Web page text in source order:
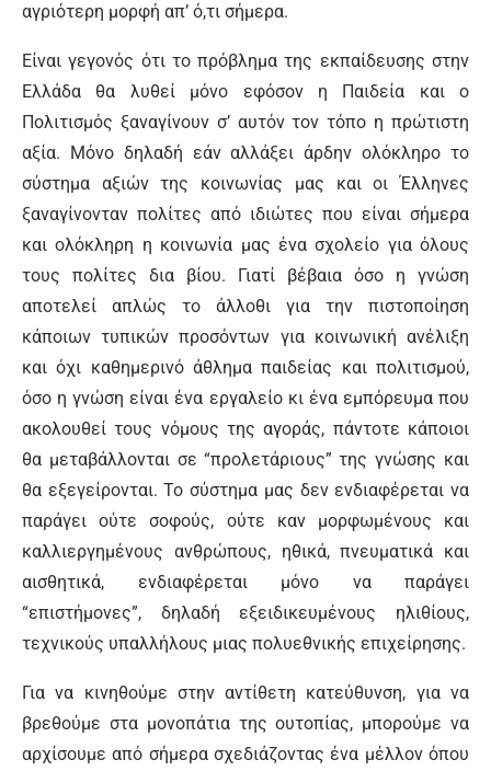
αγριότερη μορφή απ’ ό,τι σήμερα.
Είναι γεγονός ότι το πρόβλημα της εκπαίδευσης στην
Ελλάδα θα λυθεί μόνο εφόσον η Παιδεία και ο
Πολιτισμός ξαναγίνουν σ’ αυτόν τον τόπο η πρώτιστη
αξία. Μόνο δηλαδή εάν αλλάξει άρδην ολόκληρο το
σύστημα αξιών της κοινωνίας μας και οι Έλληνες
ξαναγίνονταν πολίτες από ιδιώτες που είναι σήμερα
και ολόκληρη η κοινωνία μας ένα σχολείο για όλους
τους πολίτες δια βίου. Γιατί βέβαια όσο η γνώση
αποτελεί απλώς το άλλοθι για την πιστοποίηση
κάποιων τυπικών προσόντων για κοινωνική ανέλιξη
και όχι καθημερινό άθλημα παιδείας και πολιτισμού,
όσο η γνώση είναι ένα εργαλείο κι ένα εμπόρευμα που
ακολουθεί τους νόμους της αγοράς, πάντοτε κάποιοι
θα μεταβάλλονται σε “προλετάριους” της γνώσης και
θα εξεγείρονται. Το σύστημα μας δεν ενδιαφέρεται να
παράγει ούτε σοφούς, ούτε καν μορφωμένους και
καλλιεργημένους ανθρώπους, ηθικά, πνευματικά και
αισθητικά, ενδιαφέρεται μόνο να παράγει
“επιστήμονες”, δηλαδή εξειδικευμένους ηλιθίους,
τεχνικούς υπαλλήλους μιας πολυεθνικής επιχείρησης.
Για να κινηθούμε στην αντίθετη κατεύθυνση, για να
βρεθούμε στα μονοπάτια της ουτοπίας, μπορούμε να
αρχίσουμε από σήμερα σχεδιάζοντας ένα μέλλον όπου